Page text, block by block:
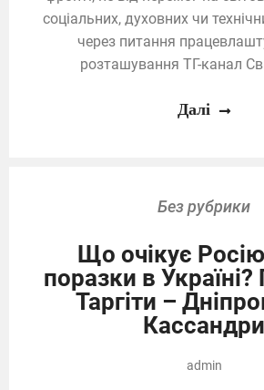
соціальних, духовних чи
через питання
розташування ТГ-канал
Далі
Без рубрики
Що очікує
поразки в
Таргіти –
Кассандри
admin